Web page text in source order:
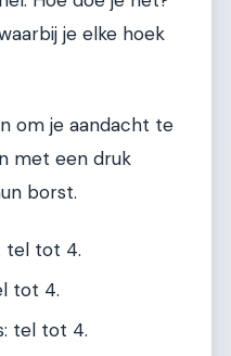
je elke hoek
om je aandacht te
met een druk
borst.
tel tot 4.
tot 4.
tel tot 4.